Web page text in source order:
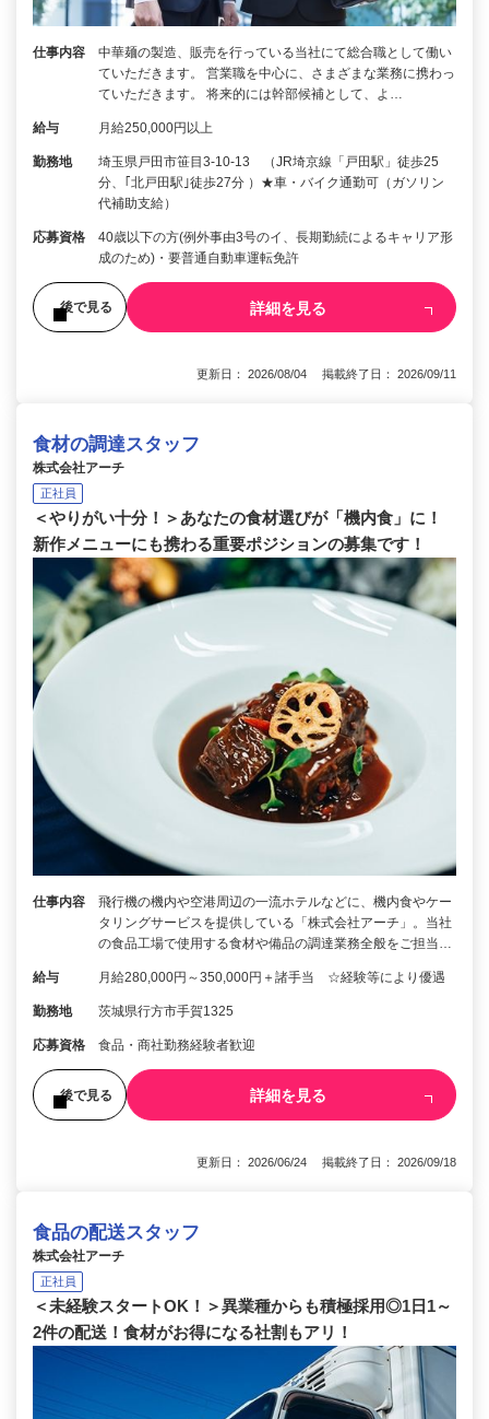
仕事内容
中華麺の製造、販売を行っている当社にて総合職として働い
ていただきます。 営業職を中心に、さまざまな業務に携わっ
ていただきます。 将来的には幹部候補として、よ…
給与 月給250,000円以上
勤務地
埼玉県戸田市笹目3-10-13 （JR埼京線「戸田駅」徒歩25
分、｢北戸田駅｣徒歩27分 ）★車・バイク通勤可（ガソリン
代補助支給）
応募資格
40歳以下の方(例外事由3号のイ、長期勤続によるキャリア形
成のため)・要普通自動車運転免許
後で見る 詳細を見る
更新日： 2026/08/04 掲載終了日： 2026/09/11
食材の調達スタッフ
株式会社アーチ
正社員
＜やりがい十分！＞あなたの食材選びが「機内食」に！
新作メニューにも携わる重要ポジションの募集です！
仕事内容
飛行機の機内や空港周辺の一流ホテルなどに、機内食やケー
タリングサービスを提供している「株式会社アーチ」。当社
の食品工場で使用する食材や備品の調達業務全般をご担当…
給与 月給280,000円～350,000円＋諸手当 ☆経験等により優遇
勤務地 茨城県行方市手賀1325
応募資格 食品・商社勤務経験者歓迎
後で見る 詳細を見る
更新日： 2026/06/24 掲載終了日： 2026/09/18
食品の配送スタッフ
株式会社アーチ
正社員
＜未経験スタートOK！＞異業種からも積極採用◎1日1～
2件の配送！食材がお得になる社割もアリ！